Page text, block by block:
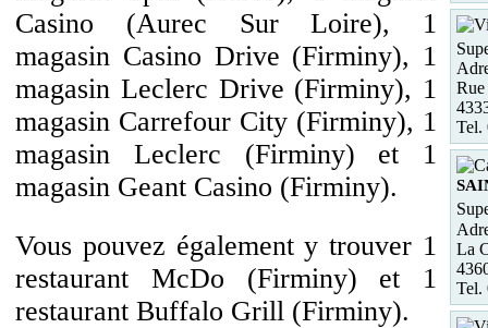
Casino (Aurec Sur Loire), 1
magasin Casino Drive (Firminy), 1
magasin Leclerc Drive (Firminy), 1
magasin Carrefour City (Firminy), 1
magasin Leclerc (Firminy) et 1
magasin Geant Casino (Firminy).
Vous pouvez également y trouver 1
restaurant McDo (Firminy) et 1
restaurant Buffalo Grill (Firminy).
Tel.
La
Tel.